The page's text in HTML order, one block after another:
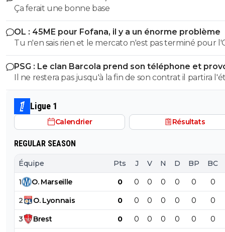
Ça ferait une bonne base
OL : 45ME pour Fofana, il y a un énorme problème
Tu n'en sais rien et le mercato n'est pas terminé pour
n'est même pas commencé. Je souhaite néanmoins
bonne saison à l'OL.
PSG : Le clan Barcola prend son téléphone et
un séisme
Il ne restera pas jusqu'à la fin de son contrat il partira
prochain pour moins cher au pire des cas. Encore qu'il
pas exclu qu'il finisse par s'imposer et décide de
foot va vite.
Ligue 1
Calendrier Résultats
REGULAR SEASON
Équipe Pts J V N D BP BC
1 O. Marseille 0 0 0 0 0 0 0
2 O. Lyonnais 0 0 0 0 0 0 0
3 Brest 0 0 0 0 0 0 0